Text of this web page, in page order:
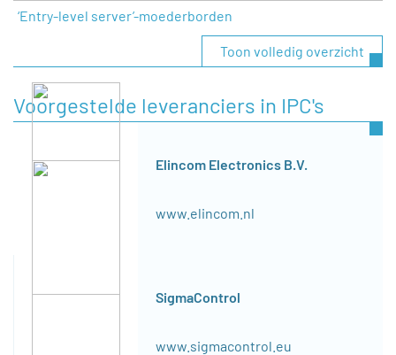
‘Entry-level server’-moederborden
Toon volledig overzicht
Voorgestelde leveranciers in IPC's
Elincom Electronics B.V.
www.elincom.nl
SigmaControl
www.sigmacontrol.eu